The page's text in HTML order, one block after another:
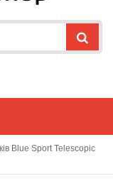
Blue Sport Telescopic